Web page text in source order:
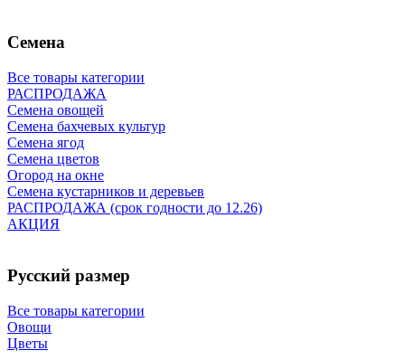
Семена
Все товары категории
РАСПРОДАЖА
Семена овощей
Семена бахчевых культур
Семена ягод
Семена цветов
Огород на окне
Семена кустарников и деревьев
РАСПРОДАЖА (срок годности до 12.26)
АКЦИЯ
Русский размер
Все товары категории
Овощи
Цветы